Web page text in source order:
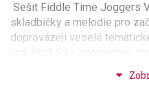
Sešit Fiddle Time Joggers
skladbičky a melodie pro
doprovázejí veselé
počítače a využit pro